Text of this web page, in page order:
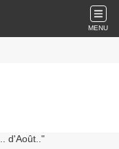
MENU